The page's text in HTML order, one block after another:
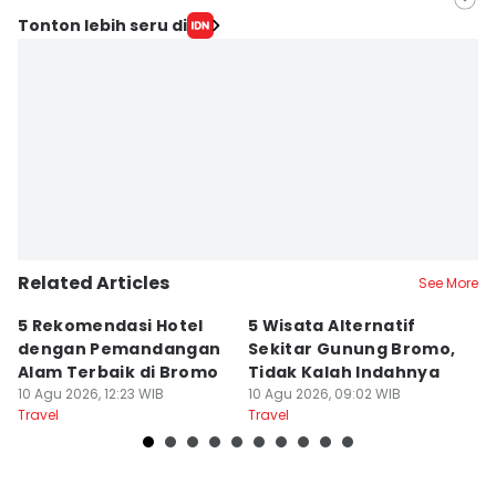
Editor
Tonton lebih seru di
Related Articles See More
5 Rekomendasi Hotel
dengan Pemandangan
Alam Terbaik di Bromo
10 Agu 2026, 12:23 WIB
Travel
5 Wisata Alternatif
Sekitar Gunung Bromo,
Tidak Kalah Indahnya
10 Agu 2026, 09:02 WIB
Travel